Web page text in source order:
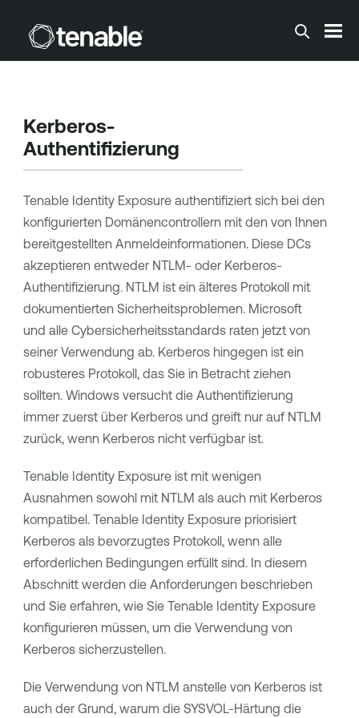
Zum Hauptinhalt springen
Kerberos-
Authentifizierung
Tenable Identity Exposureauthentifiziert sich bei den
konfigurierten Domänencontrollern mit den von Ihnen
bereitgestellten Anmeldeinformationen. Diese DCs
akzeptieren entweder NTLM- oder Kerberos-
Authentifizierung. NTLM ist ein älteres Protokoll mit
dokumentierten Sicherheitsproblemen. Microsoft
und alle Cybersicherheitsstandards raten jetzt von
seiner Verwendung ab. Kerberos hingegen ist ein
robusteres Protokoll, das Sie in Betracht ziehen
sollten. Windows versucht die Authentifizierung
immer zuerst über Kerberos und greift nur auf NTLM
zurück, wenn Kerberos nicht verfügbar ist.
Tenable Identity Exposureist mit wenigen
Ausnahmen sowohl mit NTLM als auch mit Kerberos
kompatibel. Tenable Identity Exposurepriorisiert
Kerberos als bevorzugtes Protokoll, wenn alle
erforderlichen Bedingungen erfüllt sind. In diesem
Abschnitt werden die Anforderungen beschrieben
und Sie erfahren, wie Sie Tenable Identity Exposure
konfigurieren müssen, um die Verwendung von
Kerberos sicherzustellen.
Die Verwendung von NTLM anstelle von Kerberos ist
auch der Grund, warum die SYSVOL-Härtung die